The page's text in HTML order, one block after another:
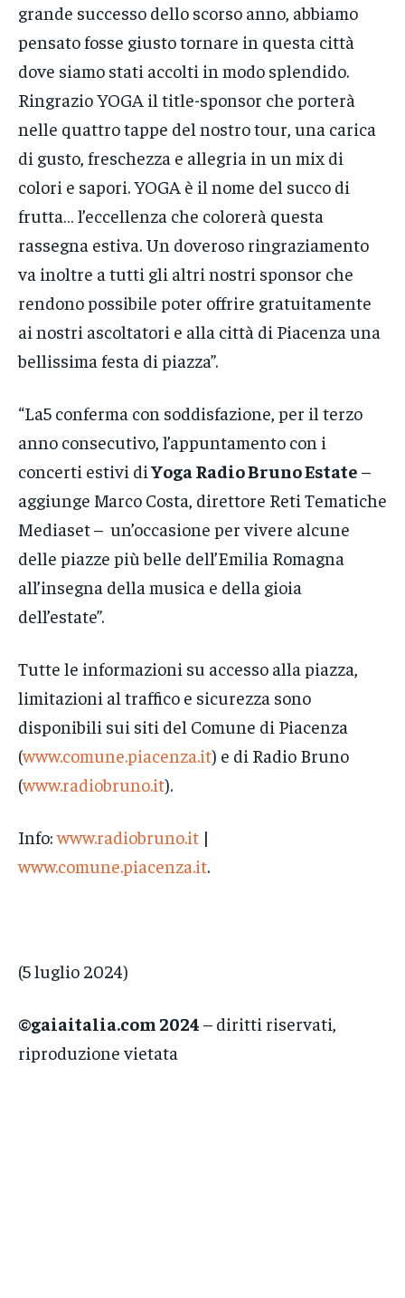
grande successo dello scorso anno, abbiamo
pensato fosse giusto tornare in questa città
dove siamo stati accolti in modo splendido.
Ringrazio YOGA il title-sponsor che porterà
nelle quattro tappe del nostro tour, una carica
di gusto, freschezza e allegria in un mix di
colori e sapori. YOGA è il nome del succo di
frutta… l’eccellenza che colorerà questa
rassegna estiva. Un doveroso ringraziamento
va inoltre a tutti gli altri nostri sponsor che
rendono possibile poter offrire gratuitamente
ai nostri ascoltatori e alla città di Piacenza una
bellissima festa di piazza”.
“La5 conferma con soddisfazione, per il terzo
anno consecutivo, l’appuntamento con i
concerti estivi di Yoga Radio Bruno Estate –
aggiunge Marco Costa, direttore Reti Tematiche
Mediaset – un’occasione per vivere alcune
delle piazze più belle dell’Emilia Romagna
all’insegna della musica e della gioia
dell’estate”.
Tutte le informazioni su accesso alla piazza,
limitazioni al traffico e sicurezza sono
disponibili sui siti del Comune di Piacenza
(www.comune.piacenza.it) e di Radio Bruno
(www.radiobruno.it).
Info:www.radiobruno.it |
www.comune.piacenza.it.
(5 luglio 2024)
©gaiaitalia.com 2024 – diritti riservati,
riproduzione vietata